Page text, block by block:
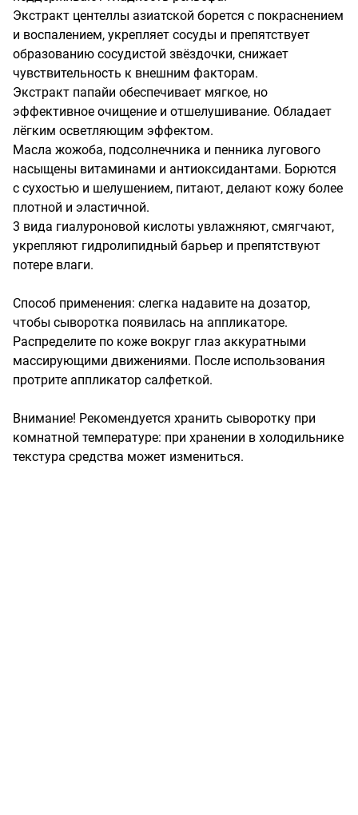
Экстракт центеллы азиатской борется с покраснением
и воспалением, укрепляет сосуды и препятствует
образованию сосудистой звёздочки, снижает
чувствительность к внешним факторам.
Экстракт папайи обеспечивает мягкое, но
эффективное очищение и отшелушивание. Обладает
лёгким осветляющим эффектом.
Масла жожоба, подсолнечника и пенника лугового
насыщены витаминами и антиоксидантами. Борются
с сухостью и шелушением, питают, делают кожу более
плотной и эластичной.
3 вида гиалуроновой кислоты увлажняют, смягчают,
укрепляют гидролипидный барьер и препятствуют
потере влаги.
Способ применения: слегка надавите на дозатор,
чтобы сыворотка появилась на аппликаторе.
Распределите по коже вокруг глаз аккуратными
массирующими движениями. После использования
протрите аппликатор салфеткой.
Внимание! Рекомендуется хранить сыворотку при
комнатной температуре: при хранении в холодильнике
текстура средства может измениться.